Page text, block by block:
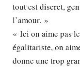
tout est discret,
l’amour. »
« Ici on aime pas
égalitariste, on
donne une trop